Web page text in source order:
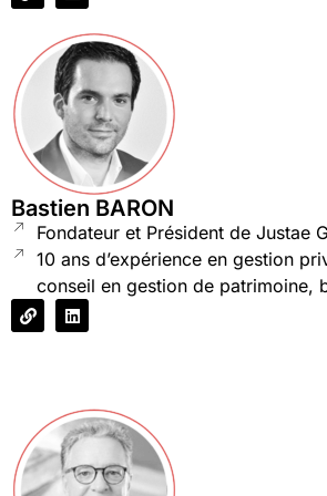
Bastien BARON
Fondateur et Président de Justae
10 ans d’expérience en gestion
conseil en gestion de patrimoine,